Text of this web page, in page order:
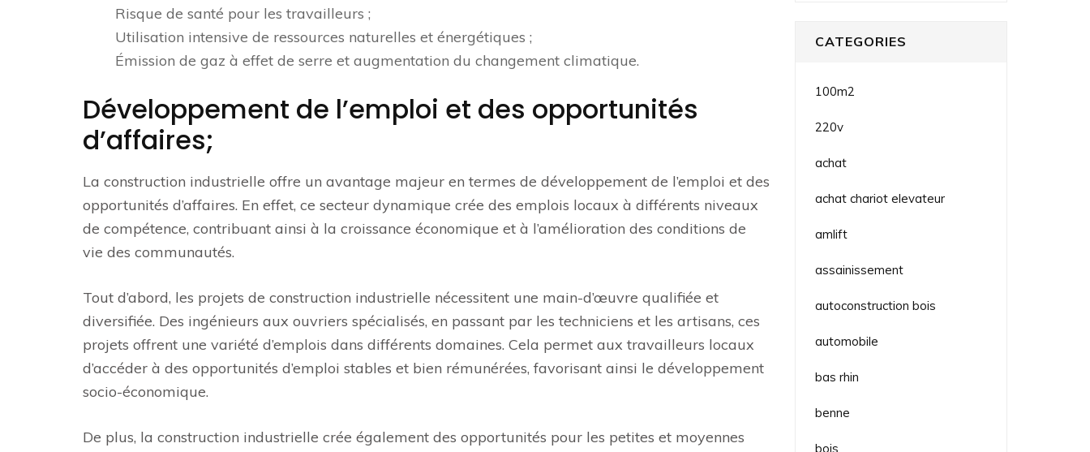
Risque de santé pour les travailleurs ;
Utilisation intensive de ressources naturelles et énergétiques ;
Émission de gaz à effet de serre et augmentation du changement climatique.
Développement de l’emploi et des opportunités
d’affaires;
La construction industrielle offre un avantage majeur en termes de développement de l’emploi et des
opportunités d’affaires. En effet, ce secteur dynamique crée des emplois locaux à différents niveaux
de compétence, contribuant ainsi à la croissance économique et à l’amélioration des conditions de
vie des communautés.
Tout d’abord, les projets de construction industrielle nécessitent une main-d’œuvre qualifiée et
diversifiée. Des ingénieurs aux ouvriers spécialisés, en passant par les techniciens et les artisans, ces
projets offrent une variété d’emplois dans différents domaines. Cela permet aux travailleurs locaux
d’accéder à des opportunités d’emploi stables et bien rémunérées, favorisant ainsi le développement
socio-économique.
De plus, la construction industrielle crée également des opportunités pour les petites et moyennes
CATEGORIES
100m2
220v
achat
achat chariot elevateur
amlift
assainissement
autoconstruction bois
automobile
bas rhin
benne
bois